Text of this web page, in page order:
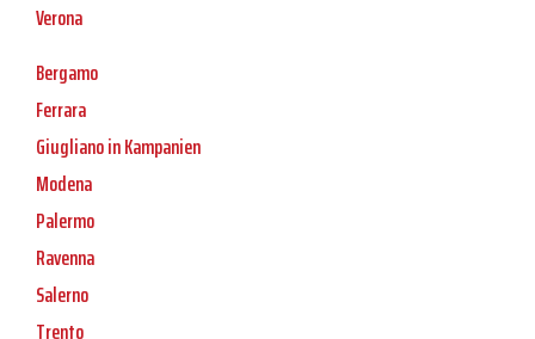
Verona
Bergamo
Ferrara
Giugliano in Kampanien
Modena
Palermo
Ravenna
Salerno
Trento